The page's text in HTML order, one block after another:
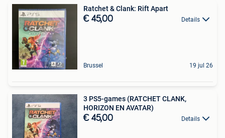
Ratchet & Clank: Rift Apart
€ 45,00 Details
Brussel 19 jul 26
3 PS5-games (RATCHET CLANK,
HORIZON EN AVATAR)
€ 45,00 Details